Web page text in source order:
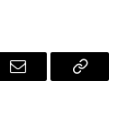
E-
Copiar